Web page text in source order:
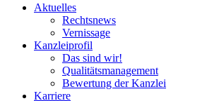
Aktuelles
Rechtsnews
Vernissage
Kanzleiprofil
Das sind wir!
Qualitätsmanagement
Bewertung der Kanzlei
Karriere